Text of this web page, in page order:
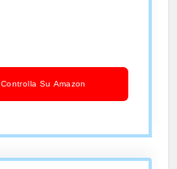
Controlla Su Amazon